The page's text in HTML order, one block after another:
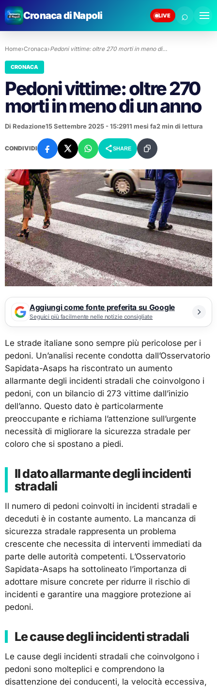
Cronaca di Napoli LIVE ⌕
Home›Cronaca›Pedoni vittime: oltre 270 morti in meno di…
CRONACA
Pedoni vittime: oltre 270
morti in meno di un anno
Di Redazione15 Settembre 2025 - 15:2911 mesi fa2 min di lettura
CONDIVIDI SHARE
Aggiungi come fonte preferita su Google
Seguici più facilmente nelle notizie consigliate
Le strade italiane sono sempre più pericolose per i
pedoni. Un’analisi recente condotta dall’Osservatorio
Sapidata-Asaps ha riscontrato un aumento
allarmante degli incidenti stradali che coinvolgono i
pedoni, con un bilancio di 273 vittime dall’inizio
dell’anno. Questo dato è particolarmente
preoccupante e richiama l’attenzione sull’urgente
necessità di migliorare la sicurezza stradale per
coloro che si spostano a piedi.
Il dato allarmante degli incidenti
stradali
Il numero di pedoni coinvolti in incidenti stradali e
deceduti è in costante aumento. La mancanza di
sicurezza stradale rappresenta un problema
crescente che necessita di interventi immediati da
parte delle autorità competenti. L’Osservatorio
Sapidata-Asaps ha sottolineato l’importanza di
adottare misure concrete per ridurre il rischio di
incidenti e garantire una maggiore protezione ai
pedoni.
Le cause degli incidenti stradali
Le cause degli incidenti stradali che coinvolgono i
pedoni sono molteplici e comprendono la
disattenzione dei conducenti, la velocità eccessiva,